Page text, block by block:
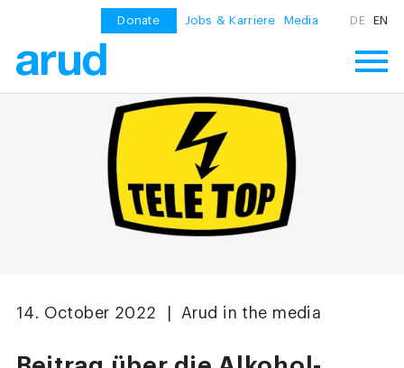
Donate Jobs & Karriere Media DE EN
14. October 2022 | Arud in the media